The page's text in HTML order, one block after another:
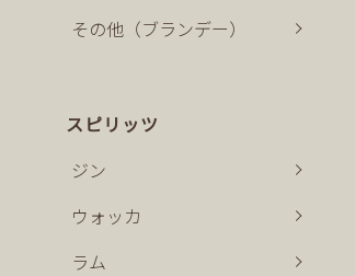
その他（ブランデー）
スピリッツ
ジン
ウォッカ
ラム